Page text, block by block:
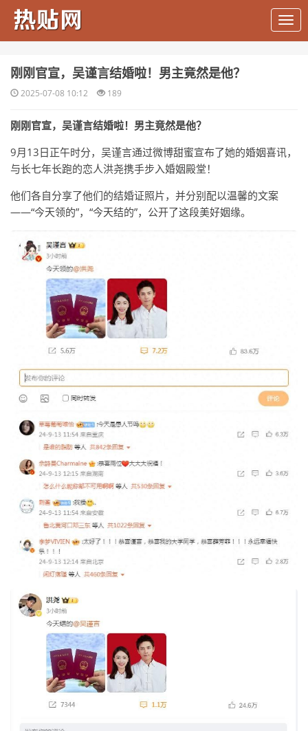
​刚刚官宣，吴谨言结婚啦！男主竟然是他？
2025-07-08 10:12 189
刚刚官宣，吴谨言结婚啦！男主竟然是他？
9月13日正午时分，吴谨言通过微博甜蜜宣布了她的婚姻喜讯，
与长七年长跑的恋人洪尧携手步入婚姻殿堂！
他们各自分享了他们的结婚证照片，并分别配以温馨的文案
——“今天领的”，“今天结的”，公开了这段美好姻缘。